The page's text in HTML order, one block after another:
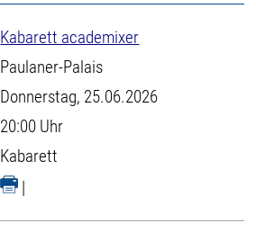
Kabarett academixer
Paulaner-Palais
Donnerstag, 25.06.2026
20:00 Uhr
Kabarett
|